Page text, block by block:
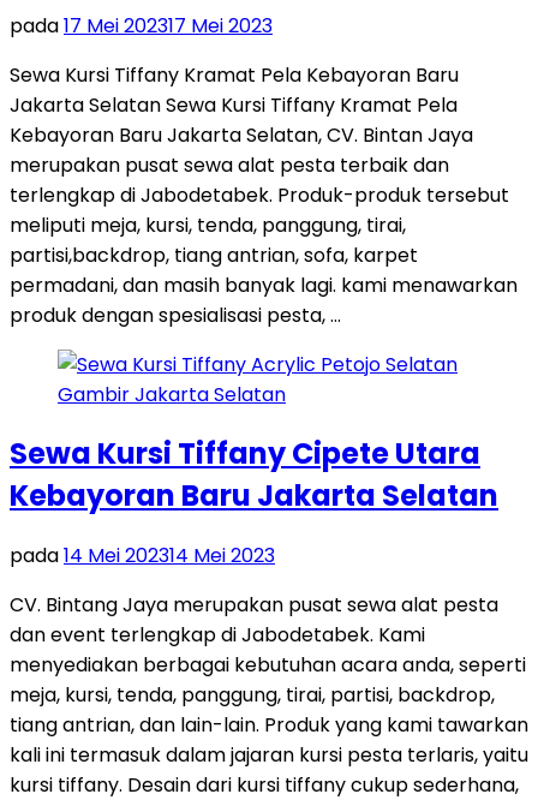
pada17 Mei 202317 Mei 2023
Sewa Kursi Tiffany Kramat Pela Kebayoran Baru
Jakarta Selatan Sewa Kursi Tiffany Kramat Pela
Kebayoran Baru Jakarta Selatan, CV. Bintan Jaya
merupakan pusat sewa alat pesta terbaik dan
terlengkap di Jabodetabek. Produk-produk tersebut
meliputi meja, kursi, tenda, panggung, tirai,
partisi,backdrop, tiang antrian, sofa, karpet
permadani, dan masih banyak lagi. kami menawarkan
produk dengan spesialisasi pesta, …
Sewa Kursi Tiffany Cipete Utara
Kebayoran Baru Jakarta Selatan
pada14 Mei 202314 Mei 2023
CV. Bintang Jaya merupakan pusat sewa alat pesta
dan event terlengkap di Jabodetabek. Kami
menyediakan berbagai kebutuhan acara anda, seperti
meja, kursi, tenda, panggung, tirai, partisi, backdrop,
tiang antrian, dan lain-lain. Produk yang kami tawarkan
kali ini termasuk dalam jajaran kursi pesta terlaris, yaitu
kursi tiffany. Desain dari kursi tiffany cukup sederhana,